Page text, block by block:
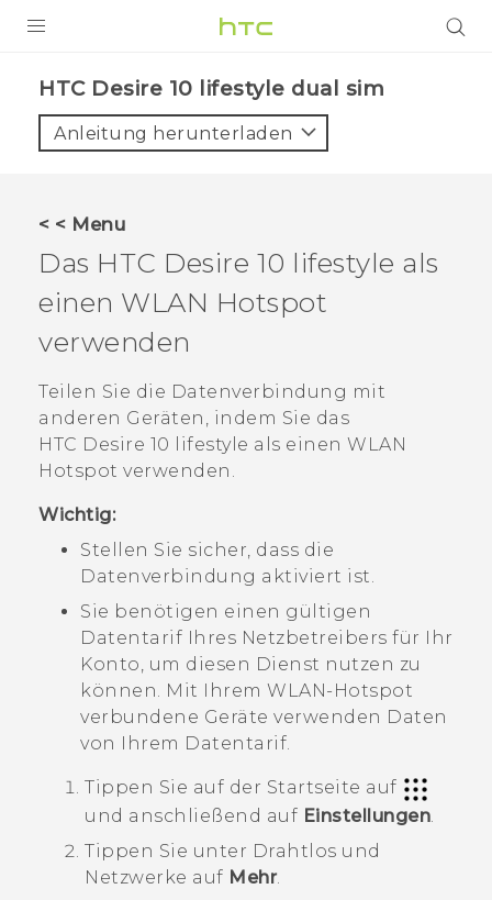
VIVE
VIVERSE
UNTERSTÜTZUNG
HTC-Geräte und Zubehör
Anmelden
HTC Desire 10 lifestyle dual sim‎
Anleitung herunterladen
< < Menu
Das HTC Desire 10 lifestyle als
einen WLAN Hotspot
verwenden
Teilen Sie die Datenverbindung mit
anderen Geräten, indem Sie das
HTC Desire 10 lifestyle als einen WLAN
Hotspot verwenden.
Wichtig:
Stellen Sie sicher, dass die
Datenverbindung aktiviert ist.
Sie benötigen einen gültigen
Datentarif Ihres Netzbetreibers für Ihr
Konto, um diesen Dienst nutzen zu
können. Mit Ihrem WLAN-Hotspot
verbundene Geräte verwenden Daten
von Ihrem Datentarif.
Tippen Sie auf der Startseite auf
und anschließend auf Einstellungen
Tippen Sie unter Drahtlos und
Netzwerke auf Mehr.